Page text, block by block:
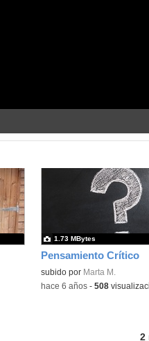
Pensamiento Crítico
subido por Marta M.
1.73 MBytes
-hace 6 años- 508
2